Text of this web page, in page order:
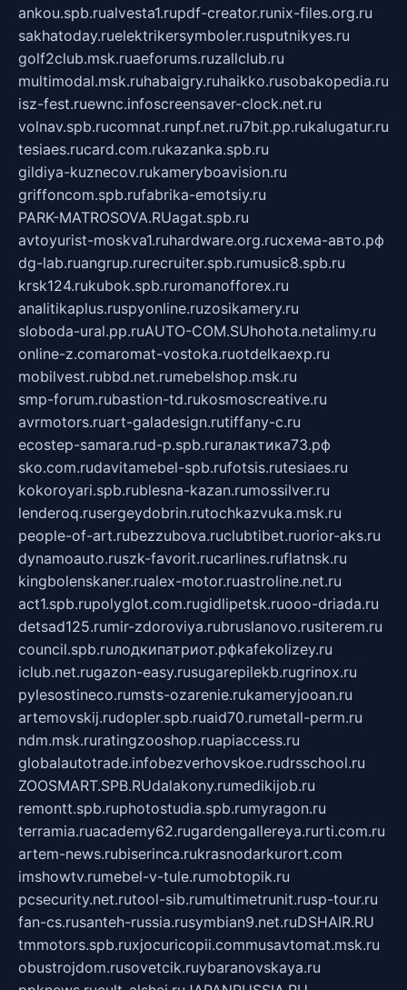
ankou.spb.rualvesta1.rupdf-creator.runix-files.org.ru
sakhatoday.ruelektrikersymboler.rusputnikyes.ru
golf2club.msk.ruaeforums.ruzallclub.ru
multimodal.msk.ruhabaigry.ruhaikko.rusobakopedia.ru
isz-fest.ruewnc.infoscreensaver-clock.net.ru
volnav.spb.rucomnat.runpf.net.ru7bit.pp.rukalugatur.ru
tesiaes.rucard.com.rukazanka.spb.ru
gildiya-kuznecov.rukameryboavision.ru
griffoncom.spb.rufabrika-emotsiy.ru
PARK-MATROSOVA.RUagat.spb.ru
avtoyurist-moskva1.ruhardware.org.ruсхема-авто.рф
dg-lab.ruangrup.rurecruiter.spb.rumusic8.spb.ru
krsk124.rukubok.spb.ruromanofforex.ru
analitikaplus.ruspyonline.ruzosikamery.ru
sloboda-ural.pp.ruAUTO-COM.SUhohota.netalimy.ru
online-z.comaromat-vostoka.ruotdelkaexp.ru
mobilvest.rubbd.net.rumebelshop.msk.ru
smp-forum.rubastion-td.rukosmoscreative.ru
avrmotors.ruart-galadesign.rutiffany-c.ru
ecostep-samara.rud-p.spb.ruгалактика73.рф
sko.com.rudavitamebel-spb.rufotsis.rutesiaes.ru
kokoroyari.spb.rublesna-kazan.rumossilver.ru
lenderoq.rusergeydobrin.rutochkazvuka.msk.ru
people-of-art.rubezzubova.ruclubtibet.ruorior-aks.ru
dynamoauto.ruszk-favorit.rucarlines.ruflatnsk.ru
kingbolenskaner.rualex-motor.ruastroline.net.ru
act1.spb.rupolyglot.com.rugidlipetsk.ruooo-driada.ru
detsad125.rumir-zdoroviya.rubruslanovo.rusiterem.ru
council.spb.ruлодкипатриот.рфkafekolizey.ru
iclub.net.rugazon-easy.rusugarepilekb.rugrinox.ru
pylesostineco.rumsts-ozarenie.rukameryjooan.ru
artemovskij.rudopler.spb.ruaid70.rumetall-perm.ru
ndm.msk.ruratingzooshop.ruapiaccess.ru
globalautotrade.infobezverhovskoe.rudrsschool.ru
ZOOSMART.SPB.RUdalakony.rumedikijob.ru
remontt.spb.ruphotostudia.spb.rumyragon.ru
terramia.ruacademy62.rugardengallereya.rurti.com.ru
artem-news.rubiserinca.rukrasnodarkurort.com
imshowtv.rumebel-v-tule.rumobtopik.ru
pcsecurity.net.rutool-sib.rumultimetrunit.rusp-tour.ru
fan-cs.rusanteh-russia.rusymbian9.net.ruDSHAIR.RU
tmmotors.spb.ruxjocuricopii.commusavtomat.msk.ru
obustrojdom.rusovetcik.ruybaranovskaya.ru